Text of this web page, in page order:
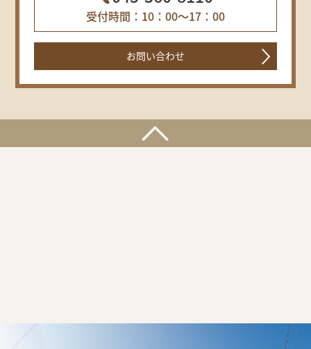
受付時間：10：00～17：00
お問い合わせ